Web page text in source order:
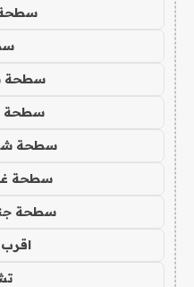
سطحة
سطحة
سطحة
سطحة
سطحة
سطحة